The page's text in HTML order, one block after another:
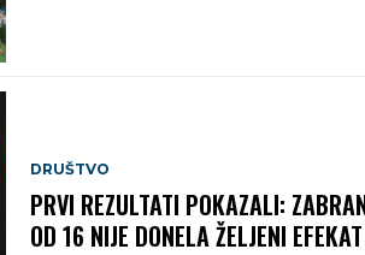
DRUŠTVO
PRVI REZULTATI POKAZALI:
OD 16 NIJE DONELA ŽELJENI EFEKAT